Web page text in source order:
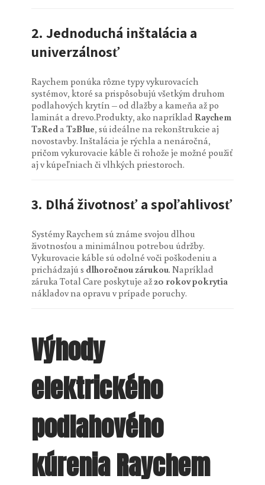
2. Jednoduchá inštalácia a
univerzálnosť
Raychem ponúka rôzne typy vykurovacích
systémov, ktoré sa prispôsobujú všetkým druhom
podlahových krytín – od dlažby a kameňa až po
laminát a drevo.Produkty, ako napríklad Raychem
T2Reda T2Blue, sú ideálne na rekonštrukcie aj
novostavby. Inštalácia je rýchla a nenáročná,
pričom vykurovacie káble či rohože je možné použiť
aj v kúpeľniach či vlhkých priestoroch.
3. Dlhá životnosť a spoľahlivosť
Systémy Raychem sú známe svojou dlhou
životnosťou a minimálnou potrebou údržby.
Vykurovacie káble sú odolné voči poškodeniu a
prichádzajú s dlhoročnou zárukou. Napríklad
záruka Total Care poskytuje až20 rokov pokrytia
nákladov na opravu v prípade poruchy.
Výhody
elektrického
podlahového
kúrenia Raychem